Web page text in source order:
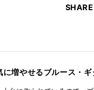
SHARE
増やせるブルース・